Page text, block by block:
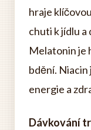
hraje
chuti k jídlu
Melatonin je
bdění.
energie a
Dávkování